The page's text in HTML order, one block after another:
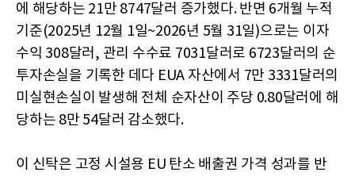
에 해당하는 21만 8747달러 증가했다. 반면 6개월 누적
기준(2025년 12월 1일~2026년 5월 31일)으로는 이자
수익 308달러, 관리 수수료 7031달러로 6723달러의 순
투자손실을 기록한 데다 EUA 자산에서 7만 3331달러의
미실현손실이 발생해 전체 순자산이 주당 0.80달러에 해
당하는 8만 54달러 감소했다.
이 신탁은 고정 시설용 EU 탄소 배출권 가격 성과를 반